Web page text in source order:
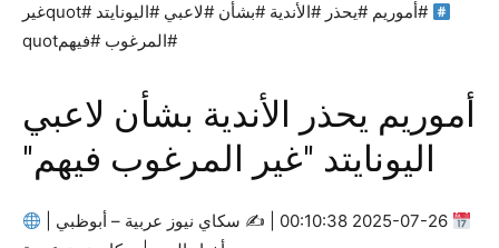
#أموريم #يحذر #الأندية #بشأن #لاعبي #اليونايتد #quotغير
#المرغوب #فيهمquot
أموريم يحذر الأندية بشأن لاعبي
اليونايتد "غير المرغوب فيهم"
سكاي نيوز عربية – أبوظبي |